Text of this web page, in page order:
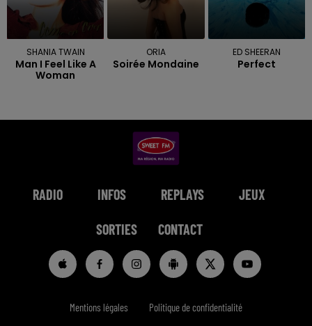
SHANIA TWAIN
Man I Feel Like A
Woman
ORIA
Soirée Mondaine
ED SHEERAN
Perfect
RADIO INFOS REPLAYS JEUX
SORTIES CONTACT
Mentions légales Politique de confidentialité